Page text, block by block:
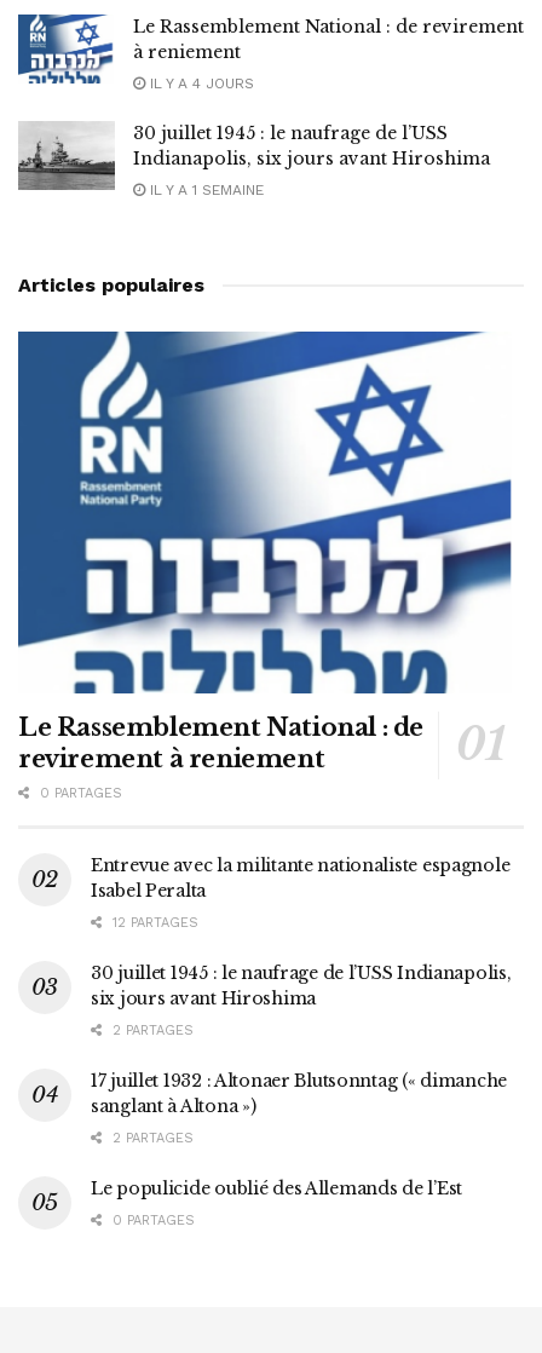
Le Rassemblement National : de revirement
à reniement
IL Y A 4 JOURS
30 juillet 1945 : le naufrage de l’USS
Indianapolis, six jours avant Hiroshima
IL Y A 1 SEMAINE
Articles populaires
Le Rassemblement National : de
revirement à reniement
0 PARTAGES
Entrevue avec la militante nationaliste espagnole
Isabel Peralta
12 PARTAGES
30 juillet 1945 : le naufrage de l’USS Indianapolis,
six jours avant Hiroshima
2 PARTAGES
17 juillet 1932 : Altonaer Blutsonntag (« dimanche
sanglant à Altona »)
2 PARTAGES
Le populicide oublié des Allemands de l’Est
0 PARTAGES